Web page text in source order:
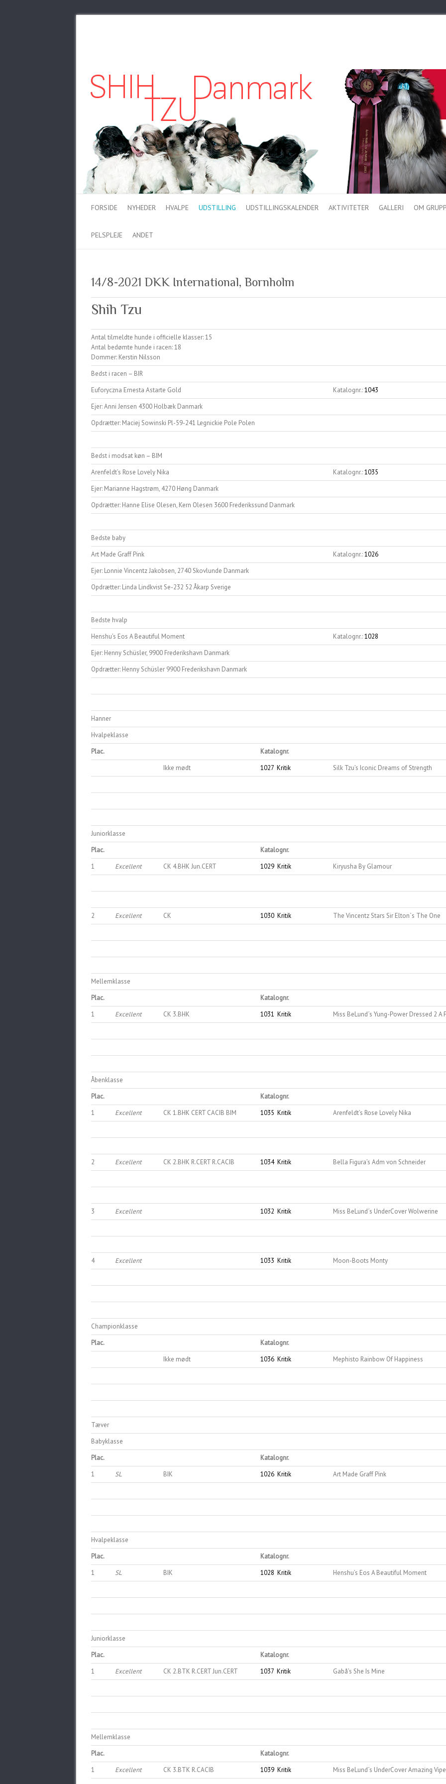
FORSIDE NYHEDER HVALPE UDSTILLING UDSTILLINGSKALENDER AKTIVITETER GALLERI OM
PELSPLEJE ANDET
14/8-2021 DKK International, Bornholm
Shih Tzu
Antal tilmeldte hunde i officielle klasser: 15
Antal bedømte hunde i racen: 18
Dommer: Kerstin Nilsson
Bedst i racen – BIR
Euforyczna Ernesta Astarte Gold
Katalognr.:1043
Ejer: Anni Jensen 4300 Holbæk Danmark
Opdrætter: Maciej Sowinski Pl-59-241 Legnickie Pole Polen
Bedst i modsat køn – BIM
Arenfeldt’s Rose Lovely Nika
Katalognr.:1035
Ejer: Marianne Hagstrøm, 4270 Høng Danmark
Opdrætter: Hanne Elise Olesen, Kern Olesen 3600 Frederikssund Danmark
Bedste baby
Art Made Graff Pink
Katalognr.:1026
Ejer: Lonnie Vincentz Jakobsen, 2740 Skovlunde Danmark
Opdrætter: Linda Lindkvist Se-232 52 Åkarp Sverige
Bedste hvalp
Henshu’s Eos A Beautiful Moment
Katalognr.:1028
Ejer: Henny Schüsler, 9900 Frederikshavn Danmark
Opdrætter: Henny Schüsler 9900 Frederikshavn Danmark
Hanner
Hvalpeklasse
Plac.
Katalognr.
Ikke mødt
1027 Kritik Silk Tzu’s Iconic Dreams of Strength
Juniorklasse
Plac.
Katalognr.
1
Excellent CK 4.BHK Jun.CERT 1029 Kritik Kiryusha By Glamour
2 Excellent CK 1030 Kritik The Vincentz Stars Sir Elton`s The One
Mellemklasse
Plac.
Katalognr.
1
Excellent CK 3.BHK 1031 Kritik Miss BeLund´s Yung-Power Dressed 2 A
Åbenklasse
Plac.
Katalognr.
1
Excellent CK 1.BHK CERT CACIB BIM 1035 Kritik Arenfeldt’s Rose Lovely Nika
2 Excellent CK 2.BHK R.CERT R.CACIB 1034 Kritik Bella Figura’s Adm von Schneider
3 Excellent 1032 Kritik Miss BeLund´s UnderCover Wolwerine
4 Excellent 1033 Kritik Moon-Boots Monty
Championklasse
Plac.
Katalognr.
Ikke mødt
1036 Kritik Mephisto Rainbow Of Happiness
Tæver
Babyklasse
Plac.
Katalognr.
1
SL BIK 1026 Kritik Art Made Graff Pink
Hvalpeklasse
Plac.
Katalognr.
1
SL BIK 1028 Kritik Henshu’s Eos A Beautiful Moment
Juniorklasse
Plac.
Katalognr.
1
Excellent CK 2.BTK R.CERT Jun.CERT 1037 Kritik Gabå’s She Is Mine
Mellemklasse
Plac.
Katalognr.
1
Excellent CK 3.BTK R.CACIB 1039 Kritik Miss BeLund´s UnderCover Amazing